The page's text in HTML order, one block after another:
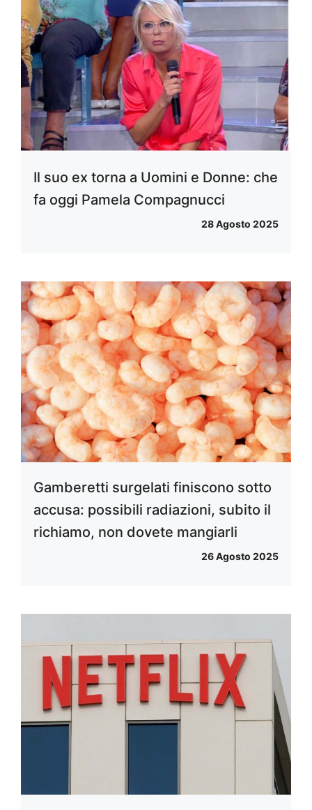
Il suo ex torna a Uomini e Donne: che
fa oggi Pamela Compagnucci
28 Agosto 2025
Gamberetti surgelati finiscono sotto
accusa: possibili radiazioni, subito il
richiamo, non dovete mangiarli
26 Agosto 2025